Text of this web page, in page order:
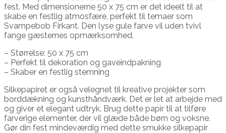
fest. Med dimensionerne 50 x 75 cm er det ideelt til at
skabe en festlig atmosfære, perfekt til temaer som
Svampebob Firkant. Den lyse gule farve vil uden tvivl
fange gæsternes opmærksomhed.
– Størrelse: 50 x 75 cm
– Perfekt til dekoration og gaveindpakning
– Skaber en festlig stemning
Silkepapiret er også velegnet til kreative projekter som
borddækning og kunsthåndværk. Det er let at arbejde med
og giver et elegant udtryk. Brug dette papir til at tilføre
farverige elementer, der vil glæde både børn og voksne.
Gør din fest mindeværdig med dette smukke silkepapir